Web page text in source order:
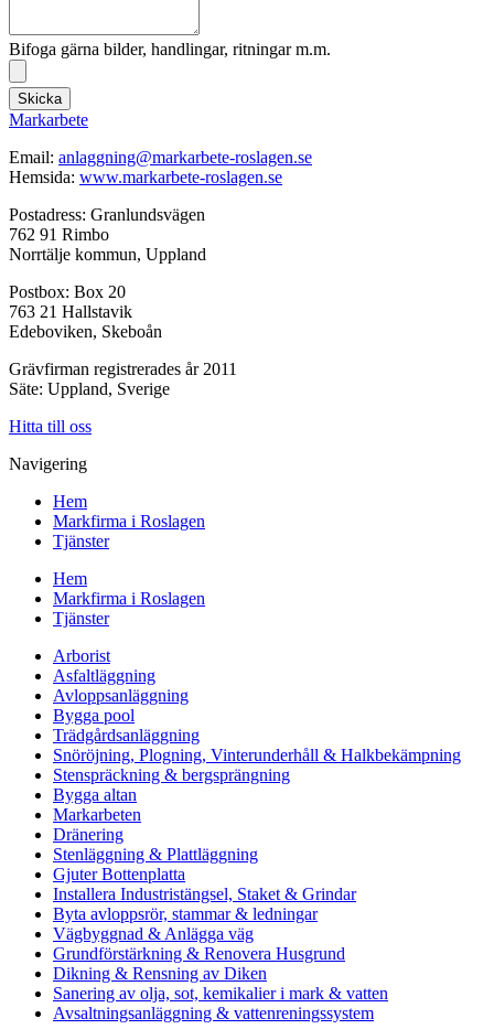
Bifoga gärna bilder, handlingar, ritningar m.m.
Skicka
Markarbete
Email: anlaggning@markarbete-roslagen.se
Hemsida: www.markarbete-roslagen.se
Postadress: Granlundsvägen
762 91 Rimbo
Norrtälje kommun, Uppland
Postbox: Box 20
763 21 Hallstavik
Edeboviken, Skeboån
Grävfirman registrerades år 2011
Säte: Uppland, Sverige
Hitta till oss
Navigering
Hem
Markfirma i Roslagen
Tjänster
Hem
Markfirma i Roslagen
Tjänster
Arborist
Asfaltläggning
Avloppsanläggning
Bygga pool
Trädgårdsanläggning
Snöröjning, Plogning, Vinterunderhåll & Halkbekämpning
Stenspräckning & bergsprängning
Bygga altan
Markarbeten
Dränering
Stenläggning & Plattläggning
Gjuter Bottenplatta
Installera Industristängsel, Staket & Grindar
Byta avloppsrör, stammar & ledningar
Vägbyggnad & Anlägga väg
Grundförstärkning & Renovera Husgrund
Dikning & Rensning av Diken
Sanering av olja, sot, kemikalier i mark & vatten
Avsaltningsanläggning & vattenreningssystem